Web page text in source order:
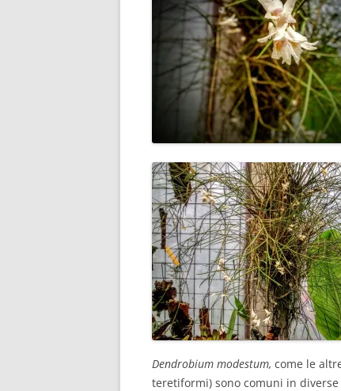
Dendrobium modestum, come le
teretiformi) sono comuni in